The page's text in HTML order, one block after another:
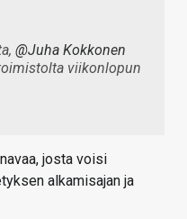
@Juha Kokkonen
viikonlopun
josta voisi
alkamisajan ja